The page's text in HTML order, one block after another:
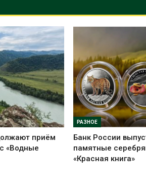
приём
«Водные
РАЗНОЕ
Банк России
памятные
«Красная книга»